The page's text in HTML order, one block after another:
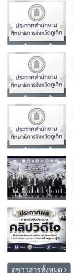
ดูข่าวสารทั้งหมด